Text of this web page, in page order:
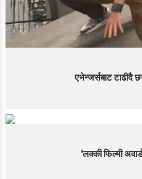
एभेन्जर्सबाट टाढीदै
‘लक्की फिल्मी